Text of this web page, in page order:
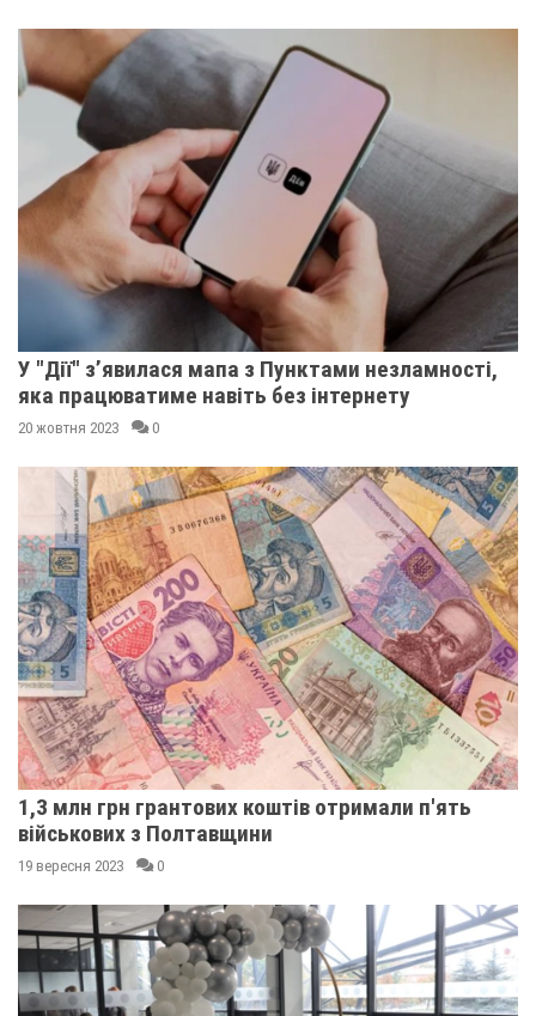
У "Дії" з’явилася мапа з Пунктами незламності,
яка працюватиме навіть без інтернету
20 жовтня 2023 0
1,3 млн грн грантових коштів отримали п'ять
військових з Полтавщини
19 вересня 2023 0